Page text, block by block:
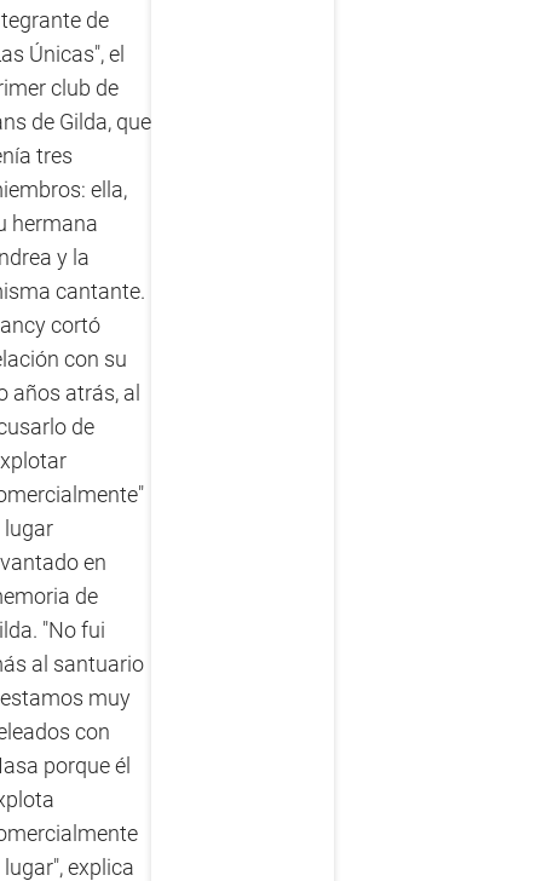
de
Únicas", el
club de
de Gilda, que
tres
ella,
hermana
y la
cantante.
cortó
con su
años atrás, al
de
lugar
en
de
"No fui
al santuario
muy
con
porque él
lugar", explica